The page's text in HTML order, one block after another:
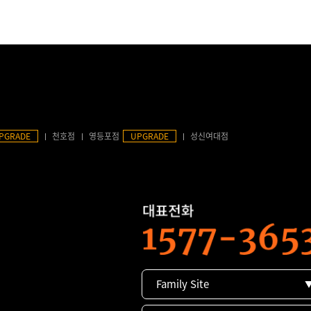
천호점 영등포점 UPGRADE 성신여대점
Family Site